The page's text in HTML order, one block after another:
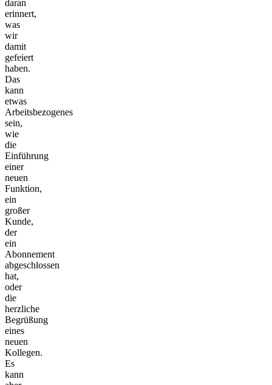
daran
erinnert,
was
wir
damit
gefeiert
haben.
Das
kann
etwas
Arbeitsbezogenes
sein,
wie
die
Einführung
einer
neuen
Funktion,
ein
großer
Kunde,
der
ein
Abonnement
abgeschlossen
hat,
oder
die
herzliche
Begrüßung
eines
neuen
Kollegen.
Es
kann